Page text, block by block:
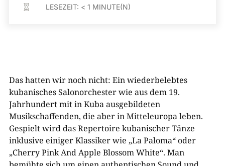
 LESEZEIT: < 1 MINUTE(N)
Das hatten wir noch nicht: Ein wiederbelebtes
kubanisches Salonorchester wie aus dem 19.
Jahrhundert mit in Kuba ausgebildeten
Musikschaffenden, die aber in Mitteleuropa leben.
Gespielt wird das Repertoire kubanischer Tänze
inklusive einiger Klassiker wie „La Paloma“ oder
„Cherry Pink And Apple Blossom White“. Man